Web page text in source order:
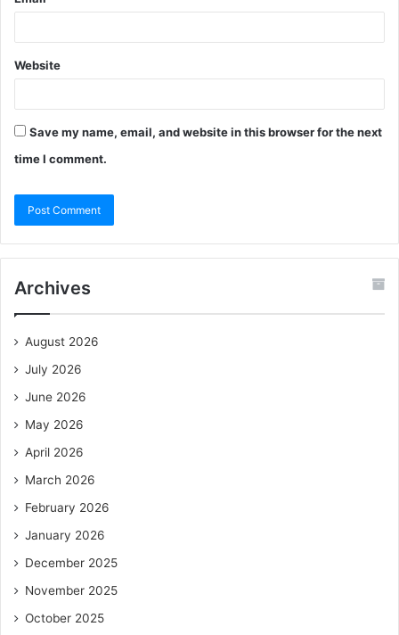
Website
Save my name, email, and website in this browser for the next
time I comment.
Archives
August 2026
July 2026
June 2026
May 2026
April 2026
March 2026
February 2026
January 2026
December 2025
November 2025
October 2025